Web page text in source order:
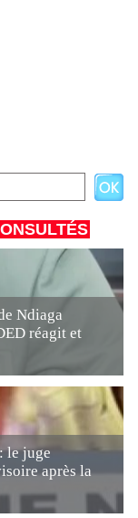
Ndiaga
réagit et
le juge
après la